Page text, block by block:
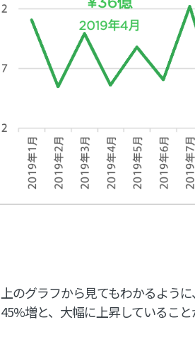
上のグラフから見てもわかるよう
45%増と、大幅に上昇していること